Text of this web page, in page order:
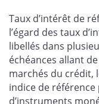
Taux d’intérêt de
l’égard des taux
libellés dans
échéances allant
marchés du crédit,
indice de
d’instruments